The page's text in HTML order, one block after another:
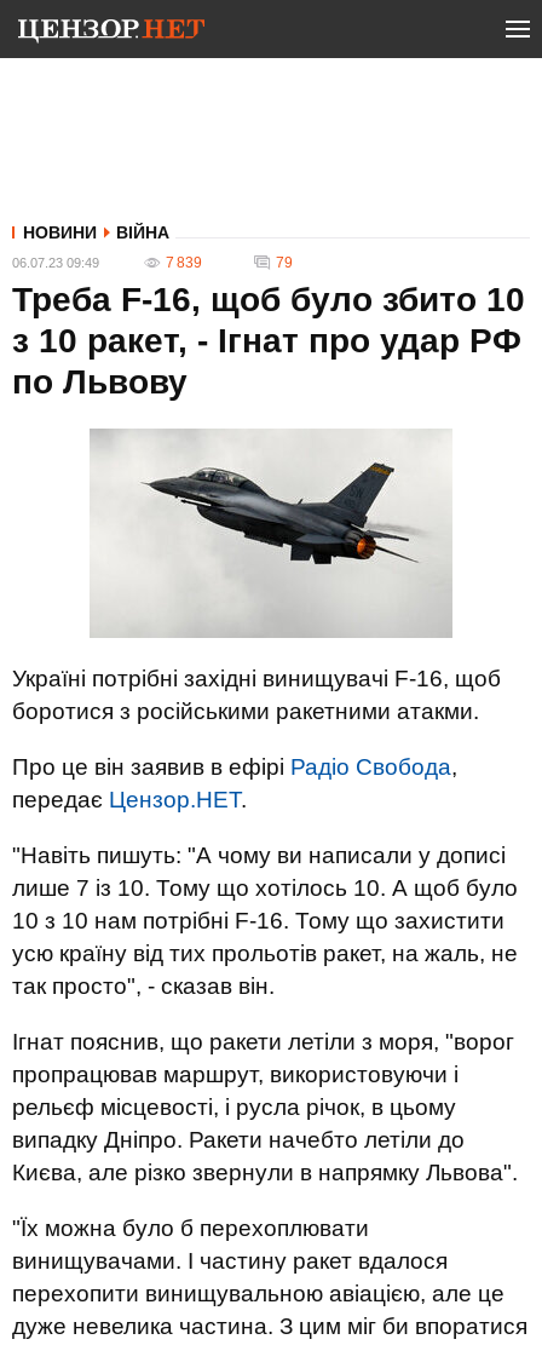
НОВИНИ ВІЙНА
06.07.23 09:49 7 839 79
Треба F-16, щоб було збито 10
з 10 ракет, - Ігнат про удар РФ
по Львову
Україні потрібні західні винищувачі F-16, щоб
боротися з російськими ракетними атакми.
Про це він заявив в ефірі Радіо Свобода,
передає Цензор.НЕТ.
"Навіть пишуть: "А чому ви написали у дописі
лише 7 із 10. Тому що хотілось 10. А щоб було
10 з 10 нам потрібні F-16. Тому що захистити
усю країну від тих прольотів ракет, на жаль, не
так просто", - сказав він.
Ігнат пояснив, що ракети летіли з моря, "ворог
пропрацював маршрут, використовуючи і
рельєф місцевості, і русла річок, в цьому
випадку Дніпро. Ракети начебто летіли до
Києва, але різко звернули в напрямку Львова".
"Їх можна було б перехоплювати
винищувачами. І частину ракет вдалося
перехопити винищувальною авіацією, але це
дуже невелика частина. З цим міг би впоратися